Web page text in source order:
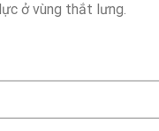
ở vùng thắt lưng.